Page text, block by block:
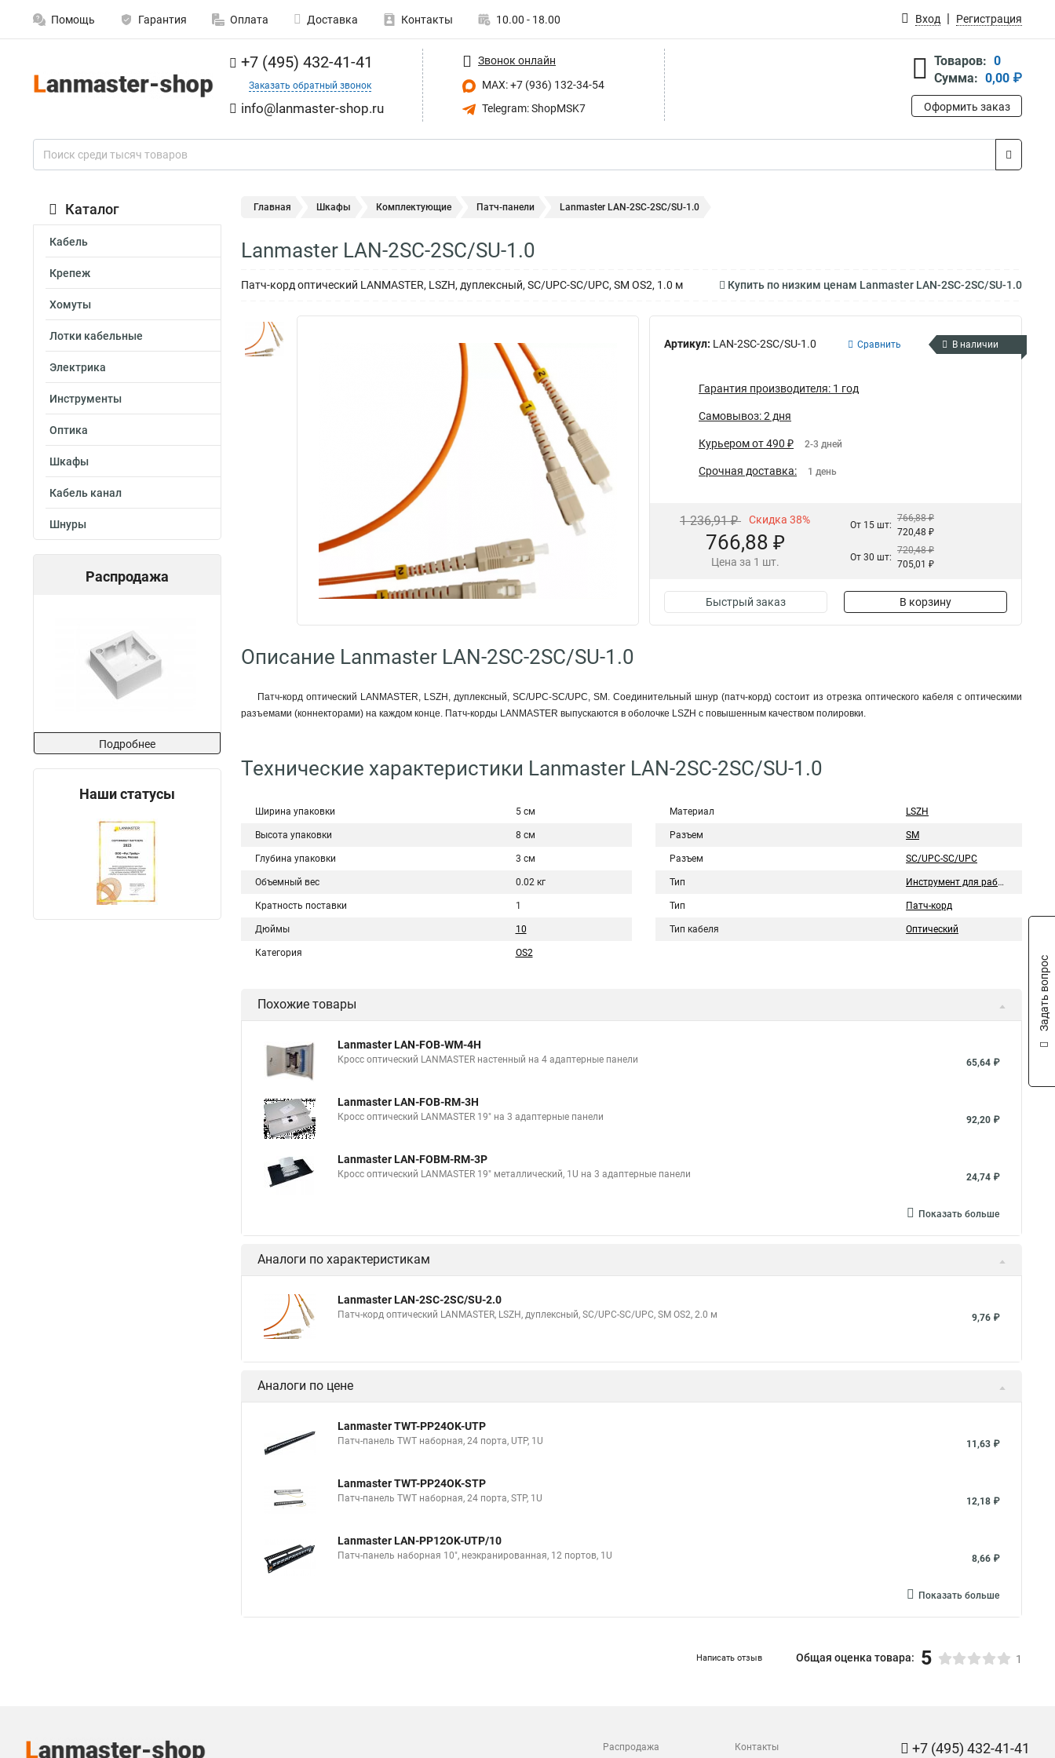
Помощь Гарантия Оплата Доставка Контакты 10.00 - 18.00 Вход Регистрация
+7 (495) 432-41-41
Заказать обратный звонок
info@lanmaster-shop.ru
Звонок онлайн
MAX: +7 (936) 132-34-54
Telegram: ShopMSK7
Товаров: 0
Сумма: 0,00 ₽
Оформить заказ
Каталог
Кабель
Крепеж
Хомуты
Лотки кабельные
Электрика
Инструменты
Оптика
Шкафы
Кабель канал
Шнуры
Распродажа
Подробнее
Наши статусы
Главная Шкафы Комплектующие Патч-панели Lanmaster LAN-2SC-2SC/SU-1.0
Lanmaster LAN-2SC-2SC/SU-1.0
Патч-корд оптический LANMASTER, LSZH, дуплексный, SC/UPC-SC/UPC, SM OS2, 1.0 м Купить по низким ценам Lanmaster LAN-2SC-2SC/SU-1.0
Артикул: LAN-2SC-2SC/SU-1.0 Сравнить В наличии
Гарантия производителя: 1 год
Самовывоз: 2 дня
Курьером от 490 ₽ 2-3 дней
Срочная доставка: 1 день
1 236,91 ₽ Скидка 38%
766,88 ₽
Цена за 1 шт.
От 15 шт:
766,88 ₽
720,48 ₽
От 30 шт:
720,48 ₽
705,01 ₽
Быстрый заказ В корзину
Описание Lanmaster LAN-2SC-2SC/SU-1.0
Патч-корд оптический LANMASTER, LSZH, дуплексный, SC/UPC-SC/UPC, SM. Соединительный шнур (патч-корд) состоит из отрезка оптического кабеля с оптическими
разъемами (коннекторами) на каждом конце. Патч-корды LANMASTER выпускаются в оболочке LSZH с повышенным качеством полировки.
Технические характеристики Lanmaster LAN-2SC-2SC/SU-1.0
Ширина упаковки 5 см
Высота упаковки 8 см
Глубина упаковки 3 см
Объемный вес 0.02 кг
Кратность поставки 1
Дюймы 10
Категория OS2
Материал LSZH
Разъем SM
Разъем SC/UPC-SC/UPC
Тип Инструмент для работы с витой парой
Тип Патч-корд
Тип кабеля Оптический
Похожие товары
Lanmaster LAN-FOB-WM-4H
Кросс оптический LANMASTER настенный на 4 адаптерные панели 65,64 ₽
Lanmaster LAN-FOB-RM-3H
Кросс оптический LANMASTER 19" на 3 адаптерные панели 92,20 ₽
Lanmaster LAN-FOBM-RM-3P
Кросс оптический LANMASTER 19" металлический, 1U на 3 адаптерные панели 24,74 ₽
Показать больше
Аналоги по характеристикам
Lanmaster LAN-2SC-2SC/SU-2.0
Патч-корд оптический LANMASTER, LSZH, дуплексный, SC/UPC-SC/UPC, SM OS2, 2.0 м 9,76 ₽
Аналоги по цене
Lanmaster TWT-PP24OK-UTP
Патч-панель TWT наборная, 24 порта, UTP, 1U 11,63 ₽
Lanmaster TWT-PP24OK-STP
Патч-панель TWT наборная, 24 порта, STP, 1U 12,18 ₽
Lanmaster LAN-PP12OK-UTP/10
Патч-панель наборная 10", неэкранированная, 12 портов, 1U 8,66 ₽
Показать больше
Написать отзыв Общая оценка товара: 5 1
Распродажа Контакты +7 (495) 432-41-41
Задать вопрос